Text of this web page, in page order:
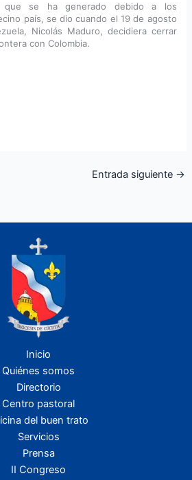
que se ha generado debido a los
país, se dio cuando el 19 de agosto
Nicolás Maduro, decidiera cerrar
con Colombia.
Entrada siguiente →
Inicio
Quiénes somos
Directorio
Centro pastoral
del buen trato
Servicios
Prensa
II Congreso